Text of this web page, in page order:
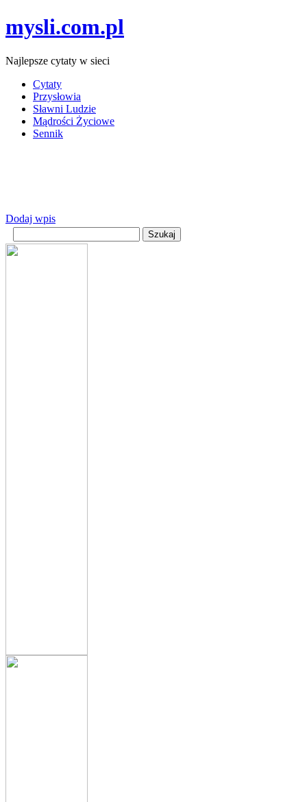
mysli.com.pl
Najlepsze cytaty w sieci
Cytaty
Przysłowia
Sławni Ludzie
Mądrości Życiowe
Sennik
Dodaj wpis